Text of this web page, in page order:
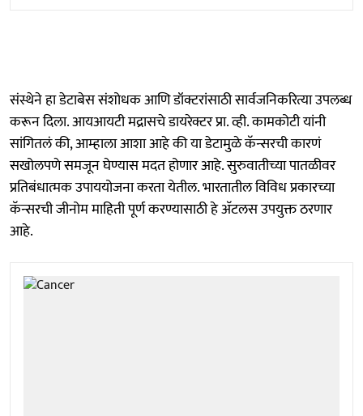
संस्थेने हा डेटाबेस संशोधक आणि डॉक्टरांसाठी सार्वजनिकरित्या उपलब्ध
करून दिला. आयआयटी मद्रासचे डायरेक्टर प्रा. व्ही. कामकोटी यांनी
सांगितलं की, आम्हाला आशा आहे की या डेटामुळे कॅन्सरची कारणं
सखोलपणे समजून घेण्यास मदत होणार आहे. सुरुवातीच्या पातळीवर
प्रतिबंधात्मक उपाययोजना करता येतील. भारतातील विविध प्रकारच्या
कॅन्सरची जीनोम माहिती पूर्ण करण्यासाठी हे अ‍ॅटलस उपयुक्त ठरणार
आहे.